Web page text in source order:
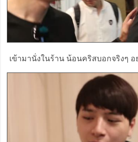
เข้ามานั่งในร้าน น้อนคริสบอกจริงๆ